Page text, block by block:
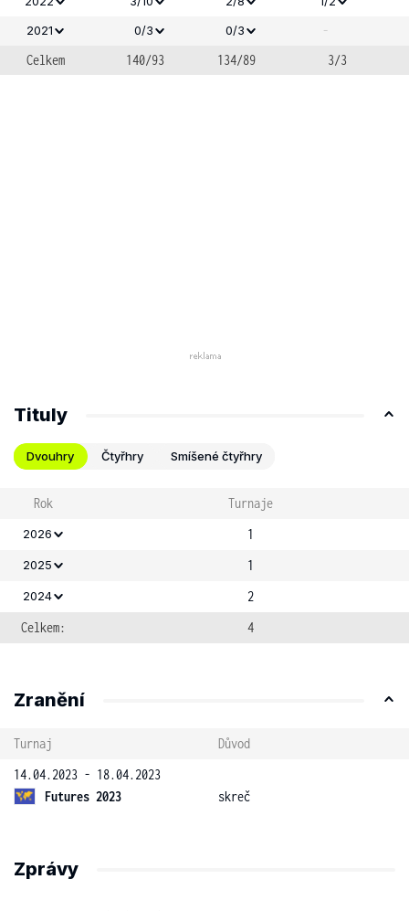
2021
0/3 0/3
-
Celkem
140/93 134/89 3/3
Tituly
Dvouhry Čtyřhry Smíšené čtyřhry
Rok Turnaje
2026 1
2025 1
2024
2
Celkem:
4
Zranění
Turnaj
Důvod
14.04.2023 - 18.04.2023
Futures 2023
skreč
Zprávy